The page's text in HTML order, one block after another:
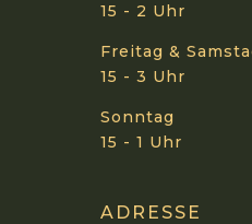
15 - 2 Uhr
Freitag &
15 - 3 Uhr
Sonntag
15 - 1 Uhr
ADRESSE